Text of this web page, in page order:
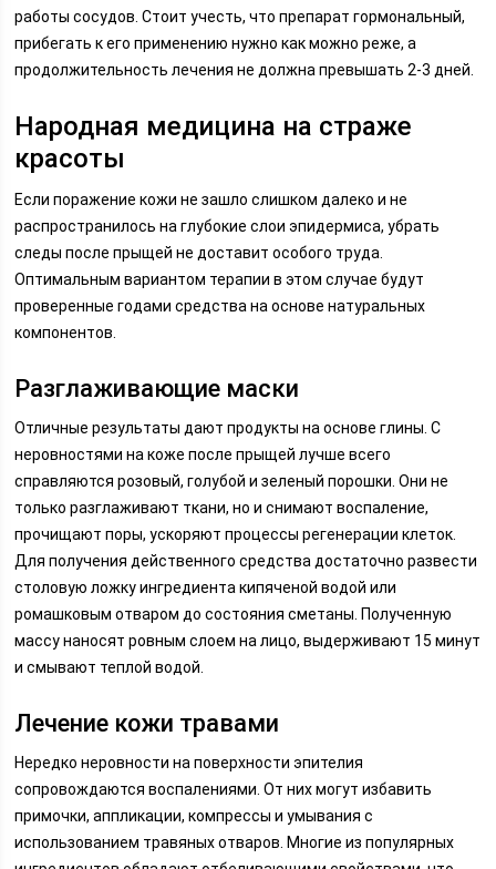
работы сосудов. Стоит учесть, что препарат гормональный,
прибегать к его применению нужно как можно реже, а
продолжительность лечения не должна превышать 2-3 дней.
Народная медицина на страже
красоты
Если поражение кожи не зашло слишком далеко и не
распространилось на глубокие слои эпидермиса, убрать
следы после прыщей не доставит особого труда.
Оптимальным вариантом терапии в этом случае будут
проверенные годами средства на основе натуральных
компонентов.
Разглаживающие маски
Отличные результаты дают продукты на основе глины. С
неровностями на коже после прыщей лучше всего
справляются розовый, голубой и зеленый порошки. Они не
только разглаживают ткани, но и снимают воспаление,
прочищают поры, ускоряют процессы регенерации клеток.
Для получения действенного средства достаточно развести
столовую ложку ингредиента кипяченой водой или
ромашковым отваром до состояния сметаны. Полученную
массу наносят ровным слоем на лицо, выдерживают 15 минут
и смывают теплой водой.
Лечение кожи травами
Нередко неровности на поверхности эпителия
сопровождаются воспалениями. От них могут избавить
примочки, аппликации, компрессы и умывания с
использованием травяных отваров. Многие из популярных